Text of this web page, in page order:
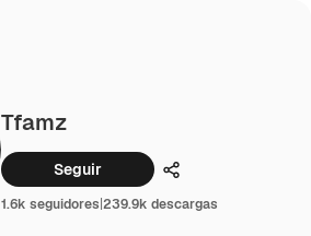
Tfamz
Seguir Compartir
1.6k seguidores|239.9k descargas